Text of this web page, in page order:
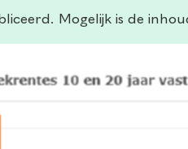
Mogelijk is de